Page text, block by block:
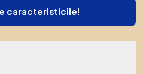
caracteristicile!